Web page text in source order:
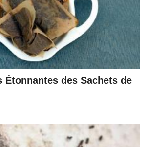
Étonnantes des Sachets de